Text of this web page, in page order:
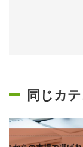
同じカ